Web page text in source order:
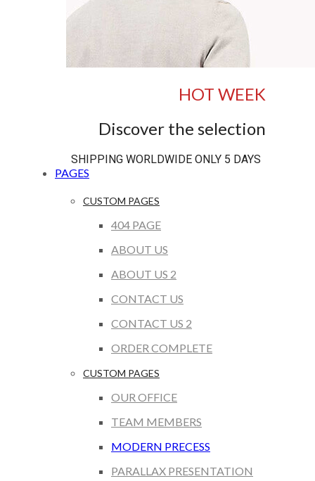
HOT WEEK
Discover the selection
SHIPPING WORLDWIDE ONLY 5 DAYS
PAGES
CUSTOM PAGES
404 PAGE
ABOUT US
ABOUT US 2
CONTACT US
CONTACT US 2
ORDER COMPLETE
CUSTOM PAGES
OUR OFFICE
TEAM MEMBERS
MODERN PRECESS
PARALLAX PRESENTATION